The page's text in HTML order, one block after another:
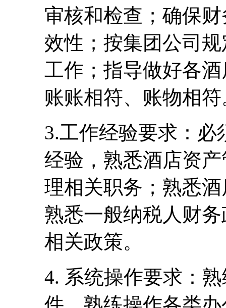
审核和检查；确保
效性；按集团公司
工作；指导做好各
账账相符、账物相符
3.工作经验要求：必
经验，熟悉酒店资
理相关职务；熟悉
熟悉一般纳税人财
相关政策。
4. 系统操作要求：